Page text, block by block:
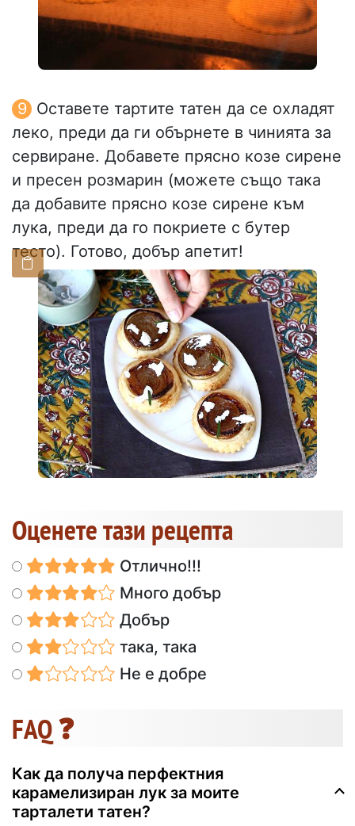
Оставете тартите татен да се охладят
леко, преди да ги обърнете в чинията за
сервиране. Добавете прясно козе сирене
и пресен розмарин (можете също така
да добавите прясно козе сирене към
лука, преди да го покриете с бутер
тесто). Готово, добър апетит!
Оценете тази рецепта
Отлично!!!
Много добър
Добър
така, така
Не е добре
FAQ ❓
Как да получа перфектния
карамелизиран лук за моите
тарталети татен?